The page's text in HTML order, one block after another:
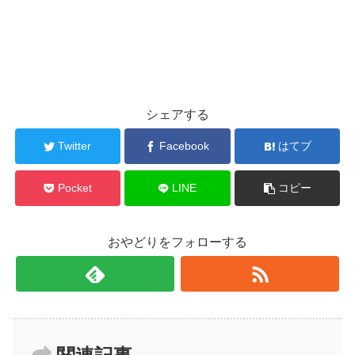
シェアする
Twitter Facebook はてブ
Pocket LINE コピー
おやどりをフォローする